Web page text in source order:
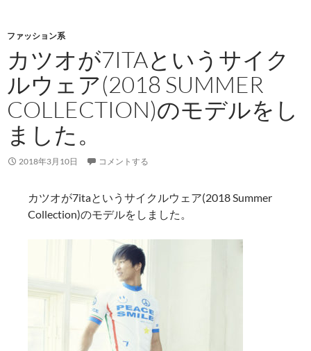
ファッション系
カツオが7ITAというサイク
ルウェア(2018 SUMMER
COLLECTION)のモデルをし
ました。
2018年3月10日 コメントする
カツオが7itaというサイクルウェア(2018 Summer
Collection)のモデルをしました。